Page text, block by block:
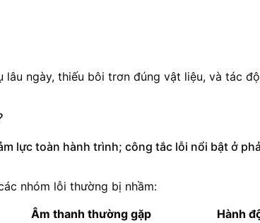
ngày, thiếu bôi trơn đúng vật liệu, và tác
lực toàn hành trình; công tắc lỗi nổi bật ở
nhóm lỗi thường bị nhầm:
Âm thanh thường gặp
Hành